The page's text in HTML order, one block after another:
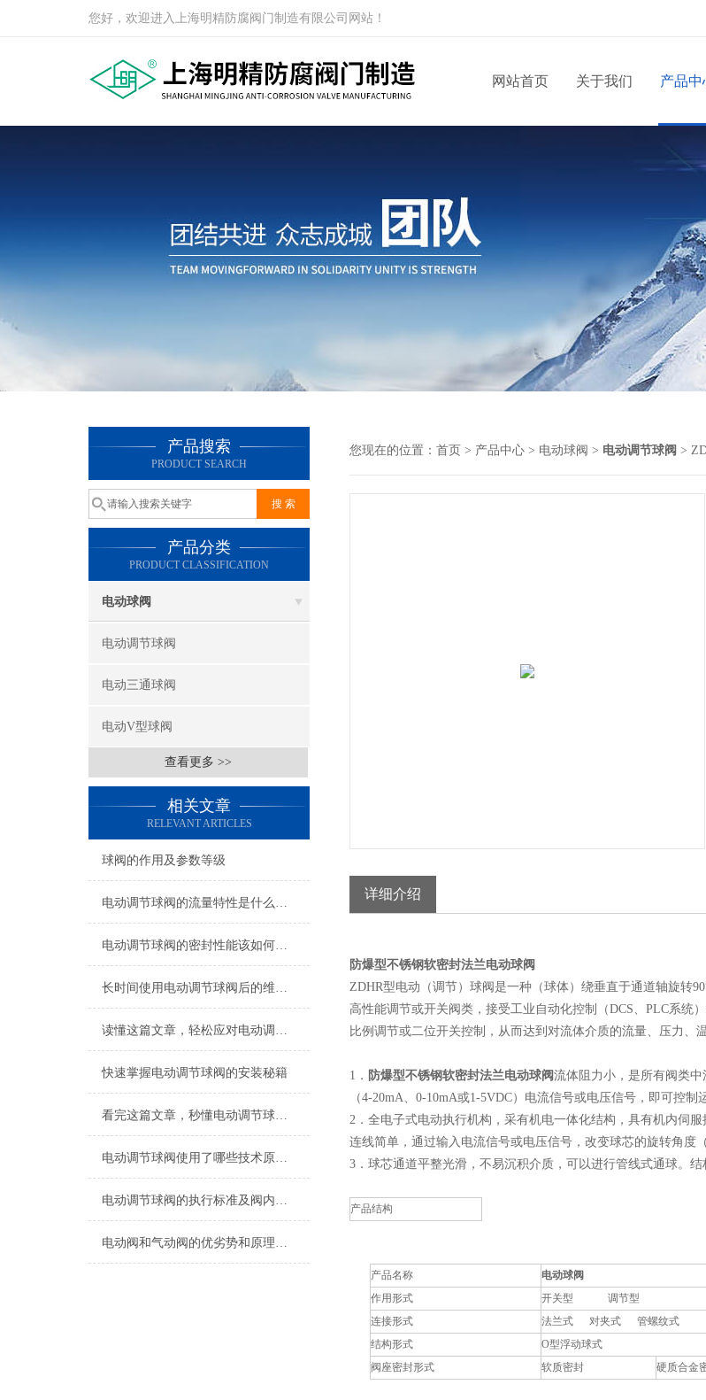
您好，欢迎进入上海明精防腐阀门制造有限公司网站！
网站首页 关于我们 产品中
产品搜索
PRODUCT SEARCH
产品分类
PRODUCT CLASSIFICATION
电动球阀
电动调节球阀
电动三通球阀
电动V型球阀
查看更多 >>
相关文章
RELEVANT ARTICLES
球阀的作用及参数等级
电动调节球阀的流量特性是什么，如何进行选择？
电动调节球阀的密封性能该如何设计？
长时间使用电动调节球阀后的维护不可忽视
读懂这篇文章，轻松应对电动调节球阀常见故障
快速掌握电动调节球阀的安装秘籍
看完这篇文章，秒懂电动调节球阀！
电动调节球阀使用了哪些技术原理使其性能优异？
电动调节球阀的执行标准及阀内组件
电动阀和气动阀的优劣势和原理解析
您现在的位置： 首页 > 产品中心 > 电动球阀 > 电动调节球阀 >
详细介绍
防爆型不锈钢软密封法兰电动球阀
ZDHR型电动（调节）球阀是一种（球体）绕垂直于通道轴旋转
高性能调节或开关阀类，接受工业自动化控制（DCS、PLC系统
比例调节或二位开关控制，从而达到对流体介质的流量、压力、
1． 防爆型不锈钢软密封法兰电动球阀流体阻力小，是所有阀类中
（4-20mA、0-10mA或1-5VDC）电流信号或电压信号，即可控
2．全电子式电动执行机构，采有机电一体化结构，具有机内伺
连线简单，通过输入电流信号或电压信号，改变球芯的旋转角度
3．球芯通道平整光滑，不易沉积介质，可以进行管线式通球。
产品结构
产品名称
电动球阀
作用形式
开关型 调节型
连接形式
法兰式 对夹式 管螺纹式
结构形式
O型浮动球式
阀座密封形式
软质密封 硬质合金